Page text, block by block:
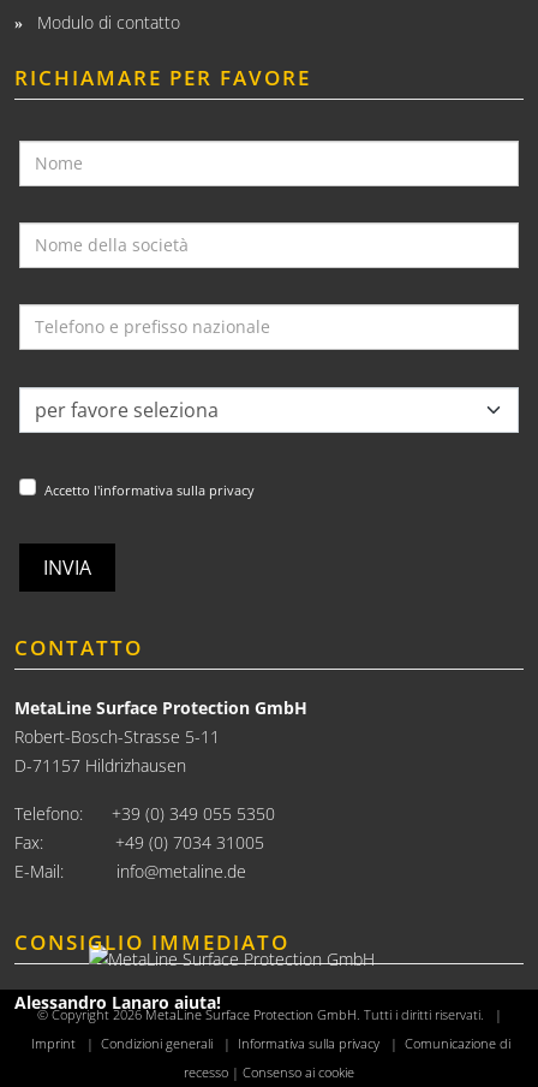
Modulo di contatto
RICHIAMARE PER FAVORE
Accetto l'informativa sulla privacy
INVIA
CONTATTO
MetaLine Surface Protection GmbH
Robert-Bosch-Strasse 5-11
D-71157 Hildrizhausen
Telefono: +39 (0) 349 055 5350
Fax: +49 (0) 7034 31005
E-Mail: info@metaline.de
CONSIGLIO IMMEDIATO
Alessandro Lanaro aiuta!
© Copyright 2026MetaLine Surface Protection GmbH . Tutti i diritti riservati. |
Imprint | Condizioni generali | Informativa sulla privacy | Comunicazione di
recesso | Consenso ai cookie